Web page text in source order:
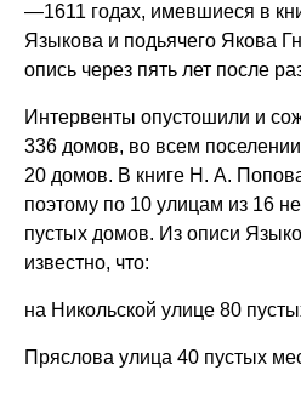
—1611 годах, имевшиеся в
Языкова и подьячего Якова
опись через пять лет после
Интервенты опустошили и
336 домов, во всем
20 домов. В книге Н. А.
поэтому по 10 улицам из 16
пустых домов. Из описи
известно, что:
на Никольской улице 80
Пряслова улица 40 пустых